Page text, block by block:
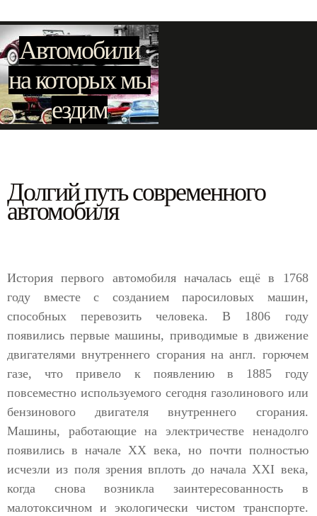
Автомобили
на которых мы
ездим
Долгий путь современного
автомобиля
История первого автомобиля началась ещё в 1768
году вместе с созданием паросиловых машин,
способных перевозить человека. В 1806 году
появились первые машины, приводимые в движение
двигателями внутреннего сгорания на англ. горючем
газе, что привело к появлению в 1885 году
повсеместно используемого сегодня газолинового или
бензинового двигателя внутреннего сгорания.
Машины, работающие на электричестве ненадолго
появились в начале XX века, но почти полностью
исчезли из поля зрения вплоть до начала XXI века,
когда снова возникла заинтересованность в
малотоксичном и экологически чистом транспорте.